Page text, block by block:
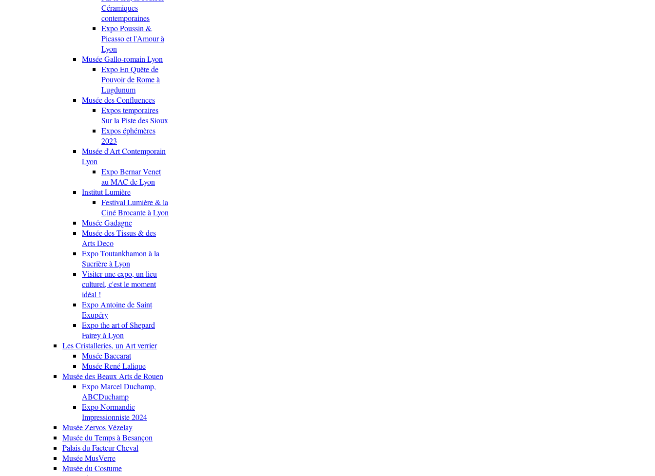
Céramiques
contemporaines
Expo Poussin &
Picasso et l'Amour à
Lyon
Musée Gallo-romain Lyon
Expo En Quête de
Pouvoir de Rome à
Lugdunum
Musée des Confluences
Expos temporaires
Sur la Piste des Sioux
Expos éphémères
2023
Musée d'Art Contemporain
Lyon
Expo Bernar Venet
au MAC de Lyon
Institut Lumière
Festival Lumière & la
Ciné Brocante à Lyon
Musée Gadagne
Musée des Tissus & des
Arts Deco
Expo Toutankhamon à la
Sucrière à Lyon
Visiter une expo, un lieu
culturel, c'est le moment
idéal !
Expo Antoine de Saint
Exupéry
Expo the art of Shepard
Fairey à Lyon
Les Cristalleries, un Art verrier
Musée Baccarat
Musée René Lalique
Musée des Beaux Arts de Rouen
Expo Marcel Duchamp,
ABCDuchamp
Expo Normandie
Impressionniste 2024
Musée Zervos Vézelay
Musée du Temps à Besançon
Palais du Facteur Cheval
Musée MusVerre
Musée du Costume